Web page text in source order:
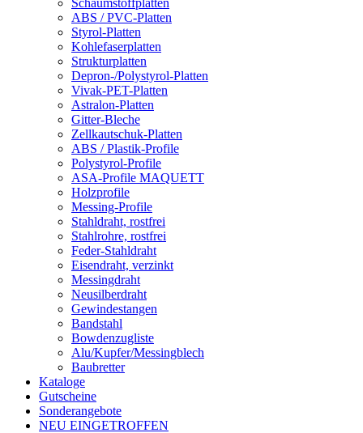
Schaumstoffplatten
ABS / PVC-Platten
Styrol-Platten
Kohlefaserplatten
Strukturplatten
Depron-/Polystyrol-Platten
Vivak-PET-Platten
Astralon-Platten
Gitter-Bleche
Zellkautschuk-Platten
ABS / Plastik-Profile
Polystyrol-Profile
ASA-Profile MAQUETT
Holzprofile
Messing-Profile
Stahldraht, rostfrei
Stahlrohre, rostfrei
Feder-Stahldraht
Eisendraht, verzinkt
Messingdraht
Neusilberdraht
Gewindestangen
Bandstahl
Bowdenzugliste
Alu/Kupfer/Messingblech
Baubretter
Kataloge
Gutscheine
Sonderangebote
NEU EINGETROFFEN